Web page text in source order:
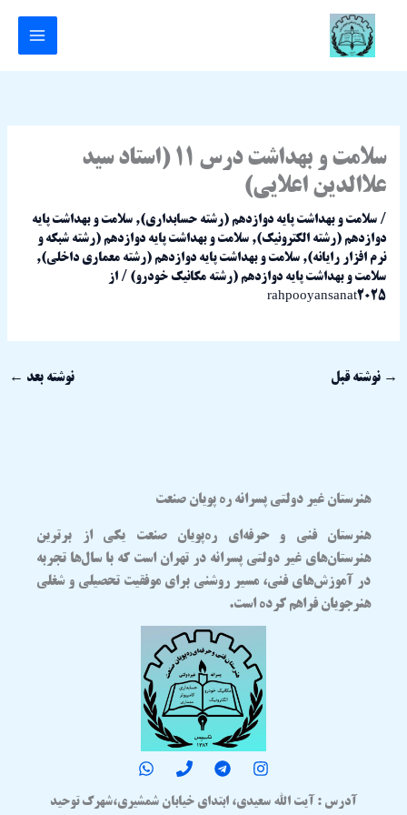
سلامت و بهداشت درس 11 (استاد سید
علاالدین اعلایی)
/سلامت و بهداشت پایه دوازدهم (رشته حسابداری),سلامت و بهداشت پایه
دوازدهم (رشته الکترونیک),سلامت و بهداشت پایه دوازدهم (رشته شبکه و
نرم افزار رایانه),سلامت و بهداشت پایه دوازدهم (رشته معماری داخلی),
سلامت و بهداشت پایه دوازدهم (رشته مکانیک خودرو) / از
rahpooyansanat2025
→ نوشته قبل نوشته بعد ←
هنرستان غیر دولتی پسرانه ره پویان صنعت
هنرستان فنی و حرفه‌ای ره‌پویان صنعت یکی از برترین
هنرستان‌های غیر دولتی پسرانه در تهران است که با سال‌ها تجربه
در آموزش‌های فنی، مسیر روشنی برای موفقیت تحصیلی و شغلی
هنرجویان فراهم کرده است.
آدرس : آیت الله سعیدی، ابتدای خیابان شمشیری،شهرک توحید